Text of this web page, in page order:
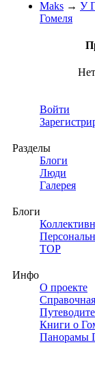
Maks → У
Гомеля
Войти
Разделы
Блоги
Люди
Галерея
Блоги
TOP
Инфо
О проекте
Справочная
Книги о
Панорамы